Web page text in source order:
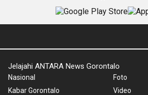
Jelajahi ANTARA News Gorontalo
Nasional
Kabar Gorontalo
Foto
Video